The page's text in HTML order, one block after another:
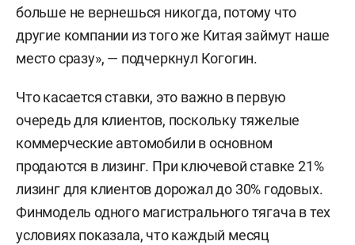
больше не вернешься никогда, потому что
другие компании из того же Китая займут наше
место сразу», — подчеркнул Когогин.
Что касается ставки, это важно в первую
очередь для клиентов, поскольку тяжелые
коммерческие автомобили в основном
продаются в лизинг. При ключевой ставке 21%
лизинг для клиентов дорожал до 30% годовых.
Финмодель одного магистрального тягача в тех
условиях показала, что каждый месяц